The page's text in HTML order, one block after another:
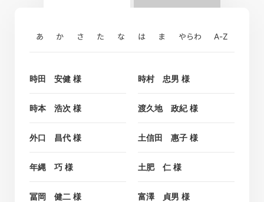
あ か さ た な は ま やらわ A-Z
時田 安健 様 時村 忠男 様
時本 浩次 様 渡久地 政紀 様
外口 昌代 様 土信田 惠子 様
年縄 巧 様 土肥 仁 様
冨岡 健二 様 富澤 貞男 様